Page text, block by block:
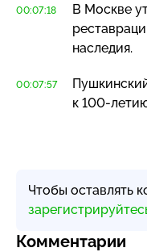
00:07:18
В Москве
наследия.
00:07:57
к 100-
Чтобы оставлять
Комментарии